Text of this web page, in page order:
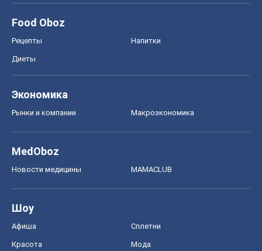
Food Oboz
Рецепты Напитки
Диеты
Экономика
Рынки и компании Mакроэкономика
MedOboz
Новости медицины MAMACLUB
Шоу
Афиша Сплетни
Красота Мода